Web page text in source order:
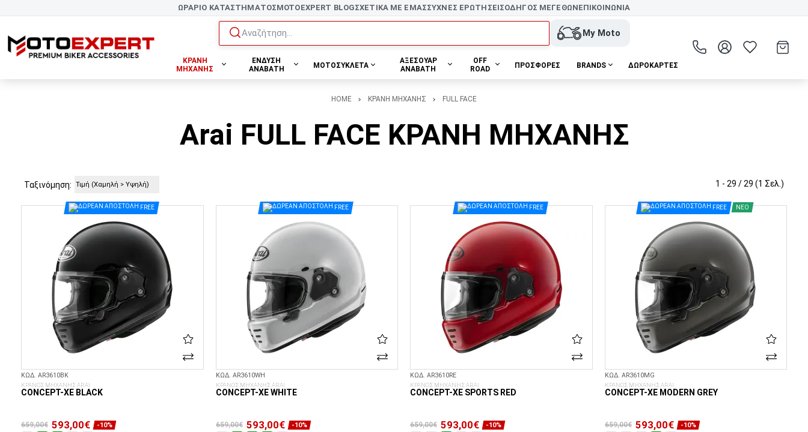
ΩΡΑΡΙΟ ΚΑΤΑΣΤΗΜΑΤΟΣMOTOEXPERT BLOGΣΧΕΤΙΚΑ ΜΕ ΕΜΑΣΣΥΧΝΕΣ ΕΡΩΤΗΣΕΙΣΟΔΗΓΟΣ ΜΕΓΕΘΩΝΕΠΙΚΟΙΝΩΝΙΑ
Αναζήτηση... My Moto
ΚΡΑΝΗ
ΜΗΧΑΝΗΣ
ΕΝΔΥΣΗ
ΑΝΑΒΑΤΗ
ΜΟΤΟΣΥΚΛΕΤΑ
ΑΞΕΣΟΥΑΡ
ΑΝΑΒΑΤΗ
OFF
ROAD
ΠΡΟΣΦΟΡΕΣ BRANDS ΔΩΡΟΚΆΡΤΕΣ
HOME ΚΡΑΝΗ ΜΗΧΑΝΗΣ FULL FACE
Arai FULL FACE ΚΡΑΝΗ ΜΗΧΑΝΗΣ
Ταξινόμηση: 1 - 29 / 29 (1 Σελ.)
FREE
ΚΩΔ. AR3610BK
ΚΡΑΝΟΣ ΜΗΧΑΝΗΣ ARAI
CONCEPT-XE BLACK
659,00€ 593,00€ -10%
FREE
ΚΩΔ. AR3610WH
ΚΡΑΝΟΣ ΜΗΧΑΝΗΣ ARAI
CONCEPT-XE WHITE
659,00€ 593,00€ -10%
FREE
ΚΩΔ. AR3610RE
ΚΡΑΝΟΣ ΜΗΧΑΝΗΣ ARAI
CONCEPT-XE SPORTS RED
659,00€ 593,00€ -10%
FREE ΝΈΟ
ΚΩΔ. AR3610MG
ΚΡΑΝΟΣ ΜΗΧΑΝΗΣ ARAI
CONCEPT-XE MODERN GREY
659,00€ 593,00€ -10%